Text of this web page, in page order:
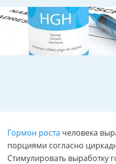
Гормон роста человека
порциями согласно
Стимулировать выработку